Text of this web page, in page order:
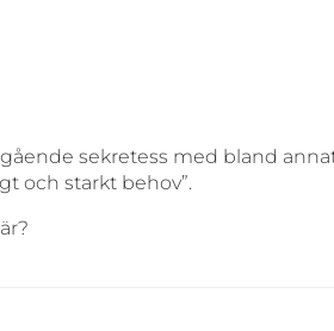
sekretess med bland
och starkt behov”.